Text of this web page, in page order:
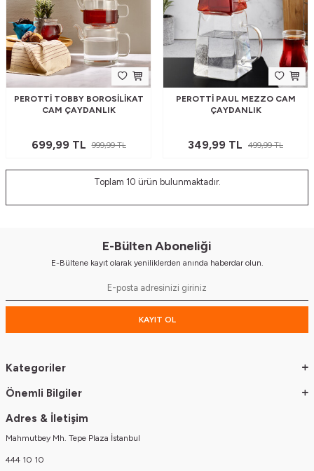
PEROTTI TOBBY BOROSILIKAT
CAM ÇAYDANLIK
699,99TL 999,99TL
PEROTTI PAUL MEZZO CAM
ÇAYDANLIK
349,99 TL 499,99TL
Toplam 10 ürün bulunmaktadır.
E-Bülten Aboneliği
E-Bültene kayıt olarak yeniliklerden anında haberdar olun.
KAYIT OL
Kategoriler
Önemli Bilgiler
Adres & İletişim
Mahmutbey Mh. Tepe Plaza İstanbul
444 10 10